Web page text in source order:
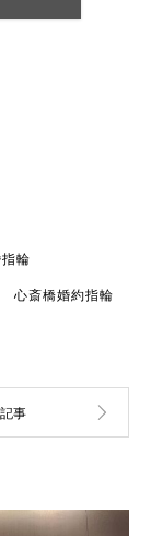
輪
心斎橋婚約指輪